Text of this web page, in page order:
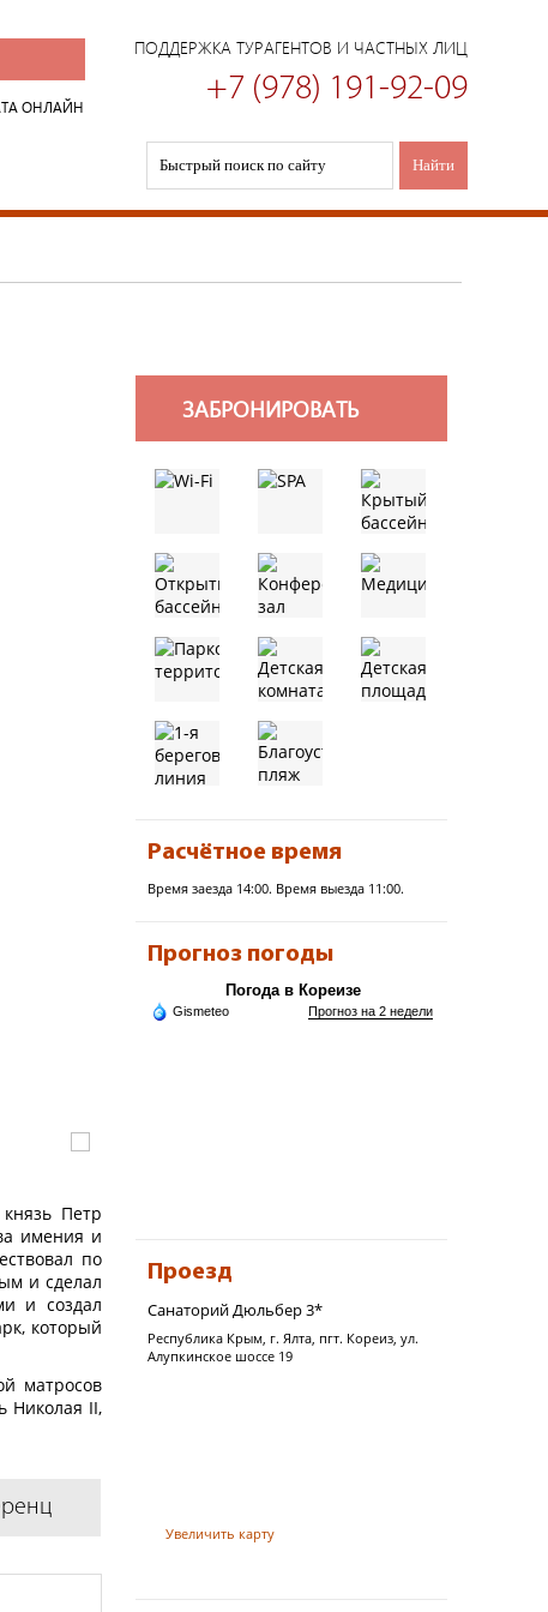
ОНЛАЙН
ПОДДЕРЖКА ТУРАГЕНТОВ И ЧАСТНЫХ ЛИЦ
+7 (978) 191-92-09
Петр
имения и
по
и сделал
и создал
который
матросов
Николая II,
году
построен
ЗАБРОНИРОВАТЬ
Расчётное время
Время заезда 14:00. Время выезда 11:00.
Прогноз погоды
Погода в Кореизе
Gismeteo Прогноз на 2 недели
Проезд
Cанаторий Дюльбер 3*
Республика Крым, г. Ялта, пгт. Кореиз, ул.
Алупкинское шоссе 19
Увеличить карту